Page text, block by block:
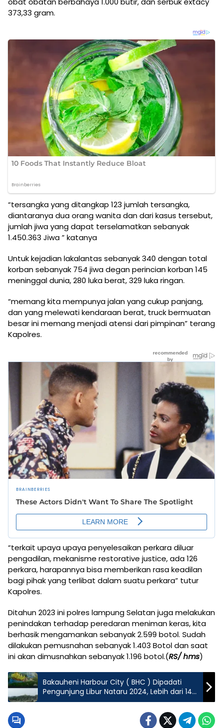
373,33 gram.
“tersangka yang ditangkap 123 jumlah tersangka,
diantaranya dua orang wanita dan dari kasus tersebut,
jumlah jiwa yang dapat terselamatkan sebanyak
1.450.363 Jiwa ” katanya
Untuk kejadian lakalantas sebanyak 340 dengan total
korban sebanyak 754 jiwa degan perincian korban 145
meninggal dunia, 280 luka berat, 329 luka ringan.
“memang kita mempunya jalan yang cukup panjang,
dan yang melewati kendaraan berat, truck bermuatan
besar ini memang menjadi atensi dari pimpinan” terang
Kapolres.
“terkait upaya upaya penyelesaikan perkara diluar
pengadilan, mekanisme restorative justice, ada 126
perkara, harapannya bisa memberikan rasa keadilan
bagi pihak yang terlibat dalam suatu perkara” tutur
Kapolres.
Ditahun 2023 ini polres lampung Selatan juga melakukan
penindakan terhadap peredaran meniman keras, kita
berhasik mengamankan sebanyak 2.599 botol. Sudah
dilakukan pemusnahan sebanyak 1.403 Botol dan saat
ini akan dimusnahkan sebanyak 1.196 botol.(RS/ hms)
Bakauheni Harbour City ( BHC ) Dipadati
Pengunjung Libur Nataru 2024, Lebih dari 14
Ribu Orang Pengunjung